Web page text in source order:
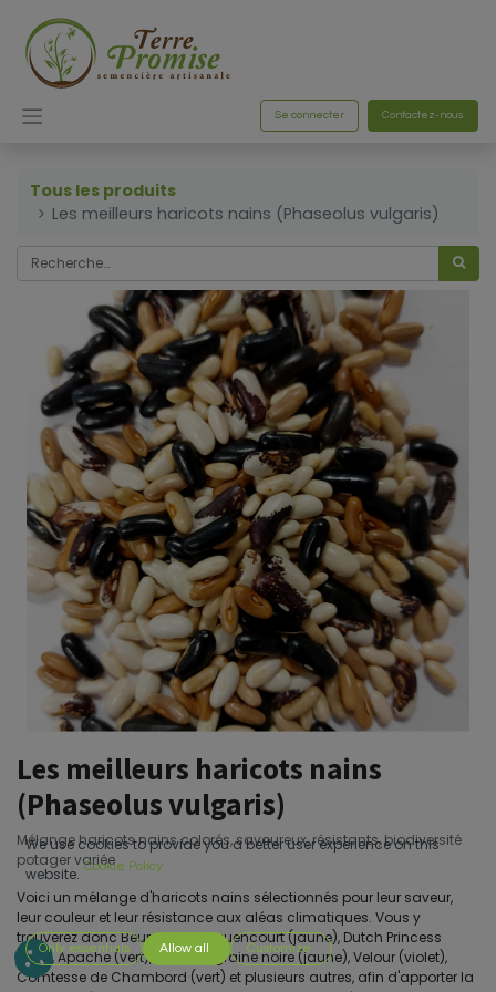
Se connecter Contactez-nous
Tous les produits
Les meilleurs haricots nains (Phaseolus vulgaris)
Les meilleurs haricots nains
(Phaseolus vulgaris)
Mélange haricots nains colorés, savoureux, résistants, biodiversité
potager variée
Voici un mélange d'haricots nains sélectionnés pour leur saveur,
leur couleur et leur résistance aux aléas climatiques. Vous y
trouverez donc Beurre de Rocquencourt (jaune), Dutch Princess
(vert), Apache (vert), beurre à graine noire (jaune), Velour (violet),
Comtesse de Chambord (vert) et plusieurs autres, afin d'apporter la
We use cookies to provide you a better user experience on this
website. Cookie Policy
Only essentials Allow all Customize